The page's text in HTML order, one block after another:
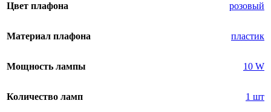
Цвет плафона розовый
Материал плафона пластик
Мощность лампы 10 W
Количество ламп 1 шт